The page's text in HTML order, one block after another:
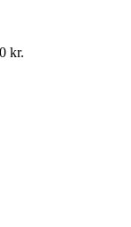
kr.